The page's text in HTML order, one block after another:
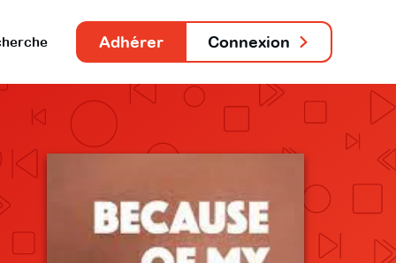
Adhérer Connexion